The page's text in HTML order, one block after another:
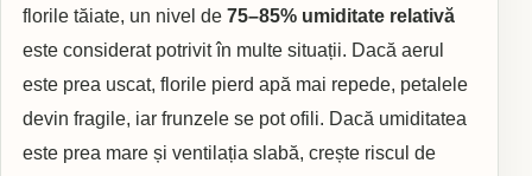
florile tăiate, un nivel de 75–85% umiditate relativă
este considerat potrivit în multe situații. Dacă aerul
este prea uscat, florile pierd apă mai repede, petalele
devin fragile, iar frunzele se pot ofili. Dacă umiditatea
este prea mare și ventilația slabă, crește riscul de